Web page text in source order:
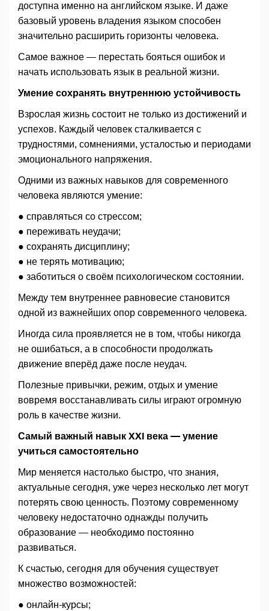
доступна именно на английском языке. И даже
базовый уровень владения языком способен
значительно расширить горизонты человека.
Самое важное — перестать бояться ошибок и
начать использовать язык в реальной жизни.
Умение сохранять внутреннюю устойчивость
Взрослая жизнь состоит не только из достижений и
успехов. Каждый человек сталкивается с
трудностями, сомнениями, усталостью и периодами
эмоционального напряжения.
Одними из важных навыков для современного
человека являются умение:
● справляться со стрессом;
● переживать неудачи;
● сохранять дисциплину;
● не терять мотивацию;
● заботиться о своём психологическом состоянии.
Между тем внутреннее равновесие становится
одной из важнейших опор современного человека.
Иногда сила проявляется не в том, чтобы никогда
не ошибаться, а в способности продолжать
движение вперёд даже после неудач.
Полезные привычки, режим, отдых и умение
вовремя восстанавливать силы играют огромную
роль в качестве жизни.
Самый важный навык XXI века — умение
учиться самостоятельно
Мир меняется настолько быстро, что знания,
актуальные сегодня, уже через несколько лет могут
потерять свою ценность. Поэтому современному
человеку недостаточно однажды получить
образование — необходимо постоянно
развиваться.
К счастью, сегодня для обучения существует
множество возможностей:
● онлайн-курсы;